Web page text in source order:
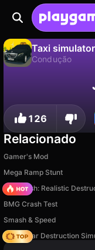
Taxi
Condução
Salve o
126
Relacionado
Gamer's Mod
Mega Ramp Stunt
Car Crush: Realistic
BMG Crash Test
Smash & Speed
Online Car Destruction